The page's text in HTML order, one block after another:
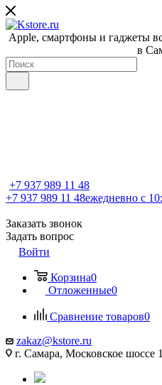
Apple, cмартфоны и гаджеты
в
+7 937 989 11 48
+7 937 989 11 48ежедневно с
Заказать звонок
Задать вопрос
Войти
Корзина0
Отложенные0
Сравнение товаров0
zakaz@kstore.ru
г. Самара, Московское